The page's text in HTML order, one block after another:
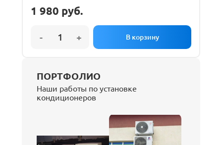
1 980 руб.
ПОРТФОЛИО
Наши работы по установке
кондиционеров